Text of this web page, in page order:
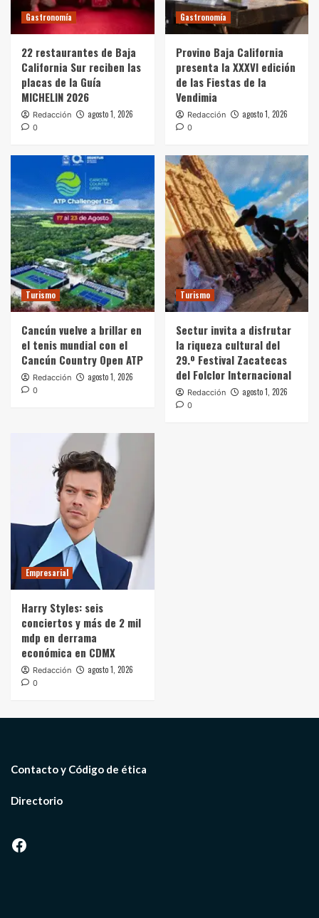
Gastronomía
22 restaurantes de Baja
California Sur reciben las
placas de la Guía
MICHELIN 2026
Redacción agosto 1, 2026
0
Gastronomía
Provino Baja California
presenta la XXXVI edición
de las Fiestas de la
Vendimia
Redacción agosto 1, 2026
0
Turismo
Cancún vuelve a brillar en
el tenis mundial con el
Cancún Country Open ATP
Redacción agosto 1, 2026
0
Turismo
Sectur invita a disfrutar
la riqueza cultural del
29.º Festival Zacatecas
del Folclor Internacional
Redacción agosto 1, 2026
0
Empresarial
Harry Styles: seis
conciertos y más de 2 mil
mdp en derrama
económica en CDMX
Redacción agosto 1, 2026
0
Contacto y Código de ética
Directorio
Facebook